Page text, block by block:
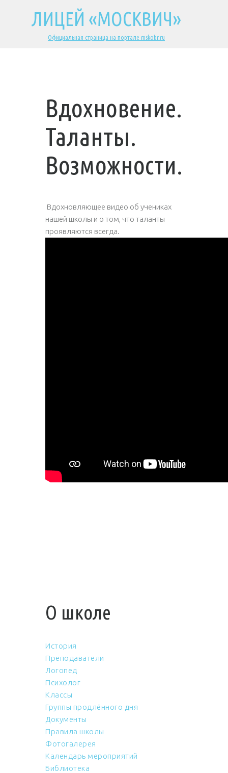
ЛИЦЕЙ «МОСКВИЧ»
Официальная страница на портале mskobr.ru
Вдохновение.
Таланты.
Возможности.
Вдохновляющее видео об учениках
нашей школы и о том, что таланты
проявляются всегда.
О школе
История
Преподаватели
Логопед
Психолог
Классы
Группы продлённого дня
Документы
Правила школы
Фотогалерея
Календарь мероприятий
Библиотека